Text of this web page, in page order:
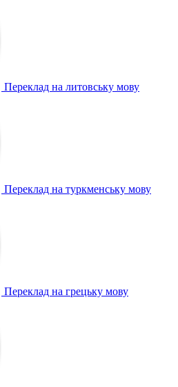
Переклад на литовську мову
Переклад на туркменську мову
Переклад на грецьку мову